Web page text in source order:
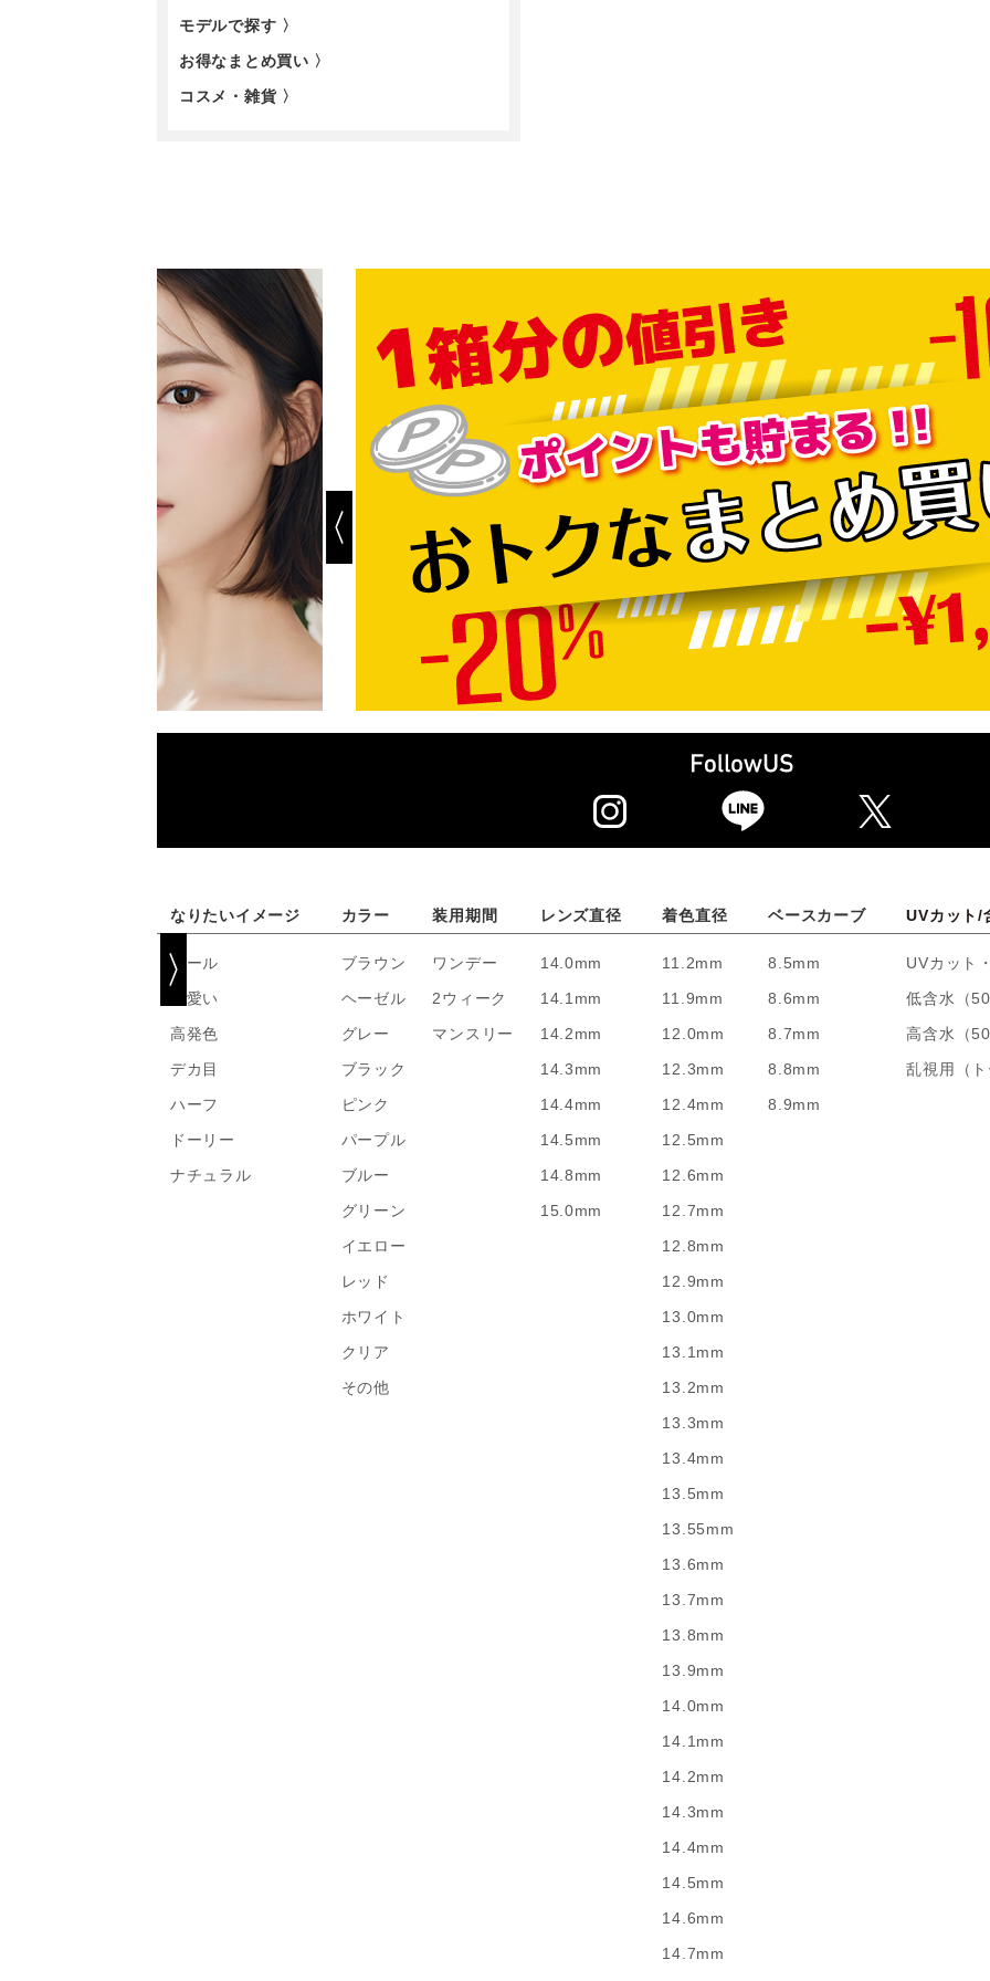
モデルで探す 〉
お得なまとめ買い 〉
コスメ・雑貨 〉
なりたいイメージ
クール
可愛い
高発色
デカ目
ハーフ
ドーリー
ナチュラル
カラー
ブラウン
ヘーゼル
グレー
ブラック
ピンク
パープル
ブルー
グリーン
イエロー
レッド
ホワイト
クリア
その他
装用期間
ワンデー
2ウィーク
マンスリー
レンズ直径
14.0mm
14.1mm
14.2mm
14.3mm
14.4mm
14.5mm
14.8mm
15.0mm
着色直径
11.2mm
11.9mm
12.0mm
12.3mm
12.4mm
12.5mm
12.6mm
12.7mm
12.8mm
12.9mm
13.0mm
13.1mm
13.2mm
13.3mm
13.4mm
13.5mm
13.55mm
13.6mm
13.7mm
13.8mm
13.9mm
14.0mm
14.1mm
14.2mm
14.3mm
14.4mm
14.5mm
14.6mm
14.7mm
ベースカーブ
8.5mm
8.6mm
8.7mm
8.8mm
8.9mm
UVカット/
UVカット
低含水（
高含水（
乱視用（